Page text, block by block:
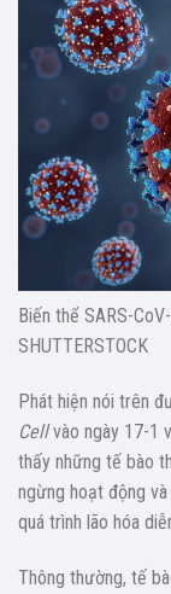
Biến thể SARS-
SHUTTERSTOCK
Phát hiện nói trên
Cellvào ngày 17-1
thấy những tế bào
ngừng hoạt động
quá trình lão hóa
Thông thường, tế